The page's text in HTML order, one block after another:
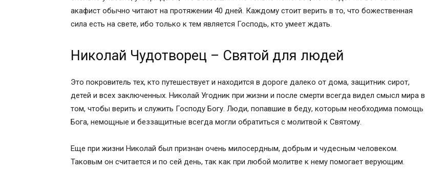
акафист обычно читают на протяжении 40 дней. Каждому стоит верить в то, что божественная
сила есть на свете, ибо только к тем является Господь, кто умеет ждать.
Николай Чудотворец – Святой для людей
Это покровитель тех, кто путешествует и находится в дороге далеко от дома, защитник сирот,
детей и всех заключенных. Николай Угодник при жизни и после смерти всегда видел смысл мира в
том, чтобы верить и служить Господу Богу. Люди, попавшие в беду, которым необходима помощь
Бога, немощные и беззащитные всегда могли обратиться с молитвой к Святому.
Еще при жизни Николай был признан очень милосердным, добрым и чудесным человеком.
Таковым он считается и по сей день, так как при любой молитве к нему помогает верующим.